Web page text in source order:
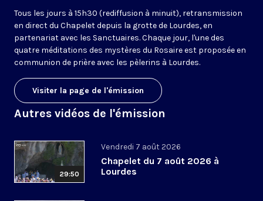
Tous les jours à 15h30 (rediffusion à minuit), retransmission
en direct du Chapelet depuis la grotte de Lourdes, en
partenariat avec les Sanctuaires. Chaque jour, l'une des
quatre méditations des mystères du Rosaire est proposée en
communion de prière avec les pèlerins à Lourdes.
Visiter la page de l'émission
Autres vidéos de l'émission
29:50
Vendredi 7 août 2026
Chapelet du 7 août 2026 à
Lourdes